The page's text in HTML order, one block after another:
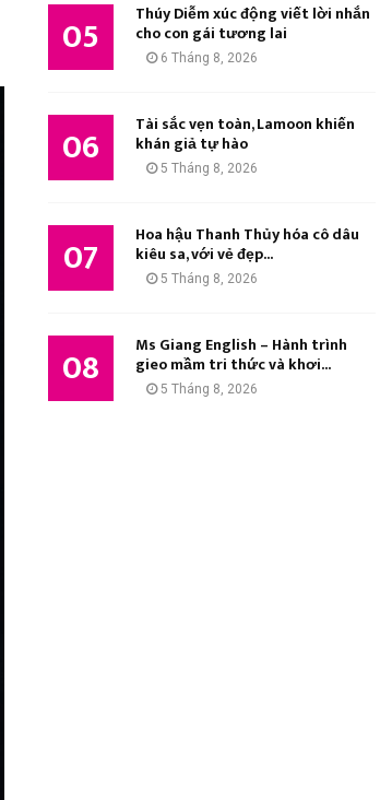
05 Thúy Diễm xúc động viết lời nhắn
cho con gái tương lai
6 Tháng 8, 2026
06 Tài sắc vẹn toàn, Lamoon khiến
khán giả tự hào
5 Tháng 8, 2026
07 Hoa hậu Thanh Thủy hóa cô dâu
kiêu sa, với vẻ đẹp...
5 Tháng 8, 2026
08 Ms Giang English – Hành trình
gieo mầm tri thức và khơi...
5 Tháng 8, 2026